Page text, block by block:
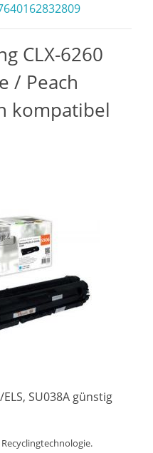
CLX-6260
/ Peach
kompatibel
SU038A günstig